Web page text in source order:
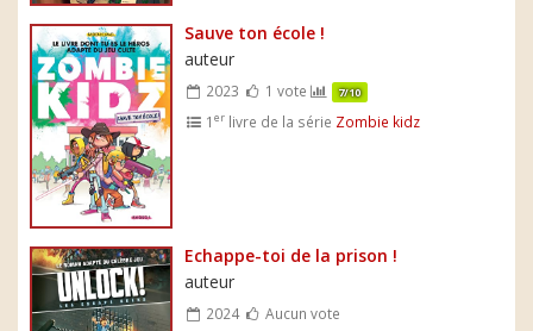
Sauve ton école !
auteur
2023 1 vote 7/10
1er livre de la série Zombie kidz
Echappe-toi de la prison !
auteur
2024
Aucun vote